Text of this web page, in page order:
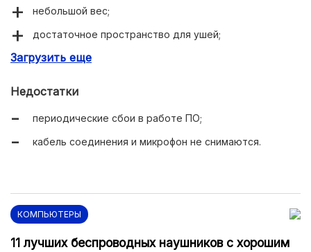
небольшой вес;
достаточное пространство для ушей;
объемное звучание;
надежная оплетка.
удобное расположение регулятора громкости;
Загрузить еще
Недостатки
периодические сбои в работе ПО;
кабель соединения и микрофон не снимаются.
КОМПЬЮТЕРЫ
11 лучших беспроводных наушников с хорошим